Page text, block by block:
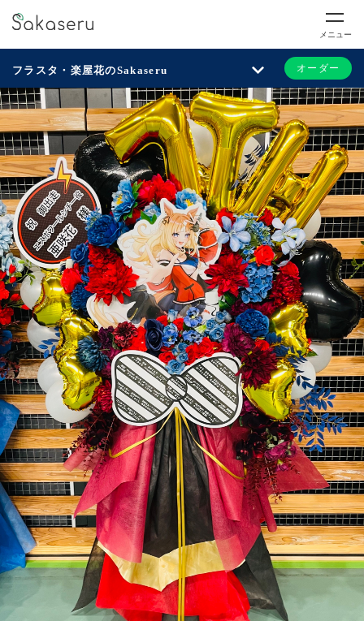
メニュー
フラスタ・楽屋花のSakaseru オーダー